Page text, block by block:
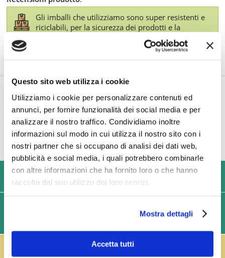
Questo sito web utilizza i cookie
Utilizziamo i cookie per personalizzare contenuti ed
annunci, per fornire funzionalità dei social media e per
analizzare il nostro traffico. Condividiamo inoltre
informazioni sul modo in cui utilizza il nostro sito con i
nostri partner che si occupano di analisi dei dati web,
pubblicità e social media, i quali potrebbero combinarle
con altre informazioni che ha fornito loro o che hanno
raccolto dal suo utilizzo dei loro servizi.
Mostra dettagli
Accetta tutti
Gli imballi che utilizziamo sono super resistenti e
riciclabili, per la sicurezza dei prodotti e la
doverosa sostenibilità ambientale. Inoltre, per le
consegne più consistenti, utilizziamo pallet in
USIAMO SOLO IMBALLAGGI RESISTENTI ED ECOLOGICI
IL RESO FUSTI TI PREMIA!